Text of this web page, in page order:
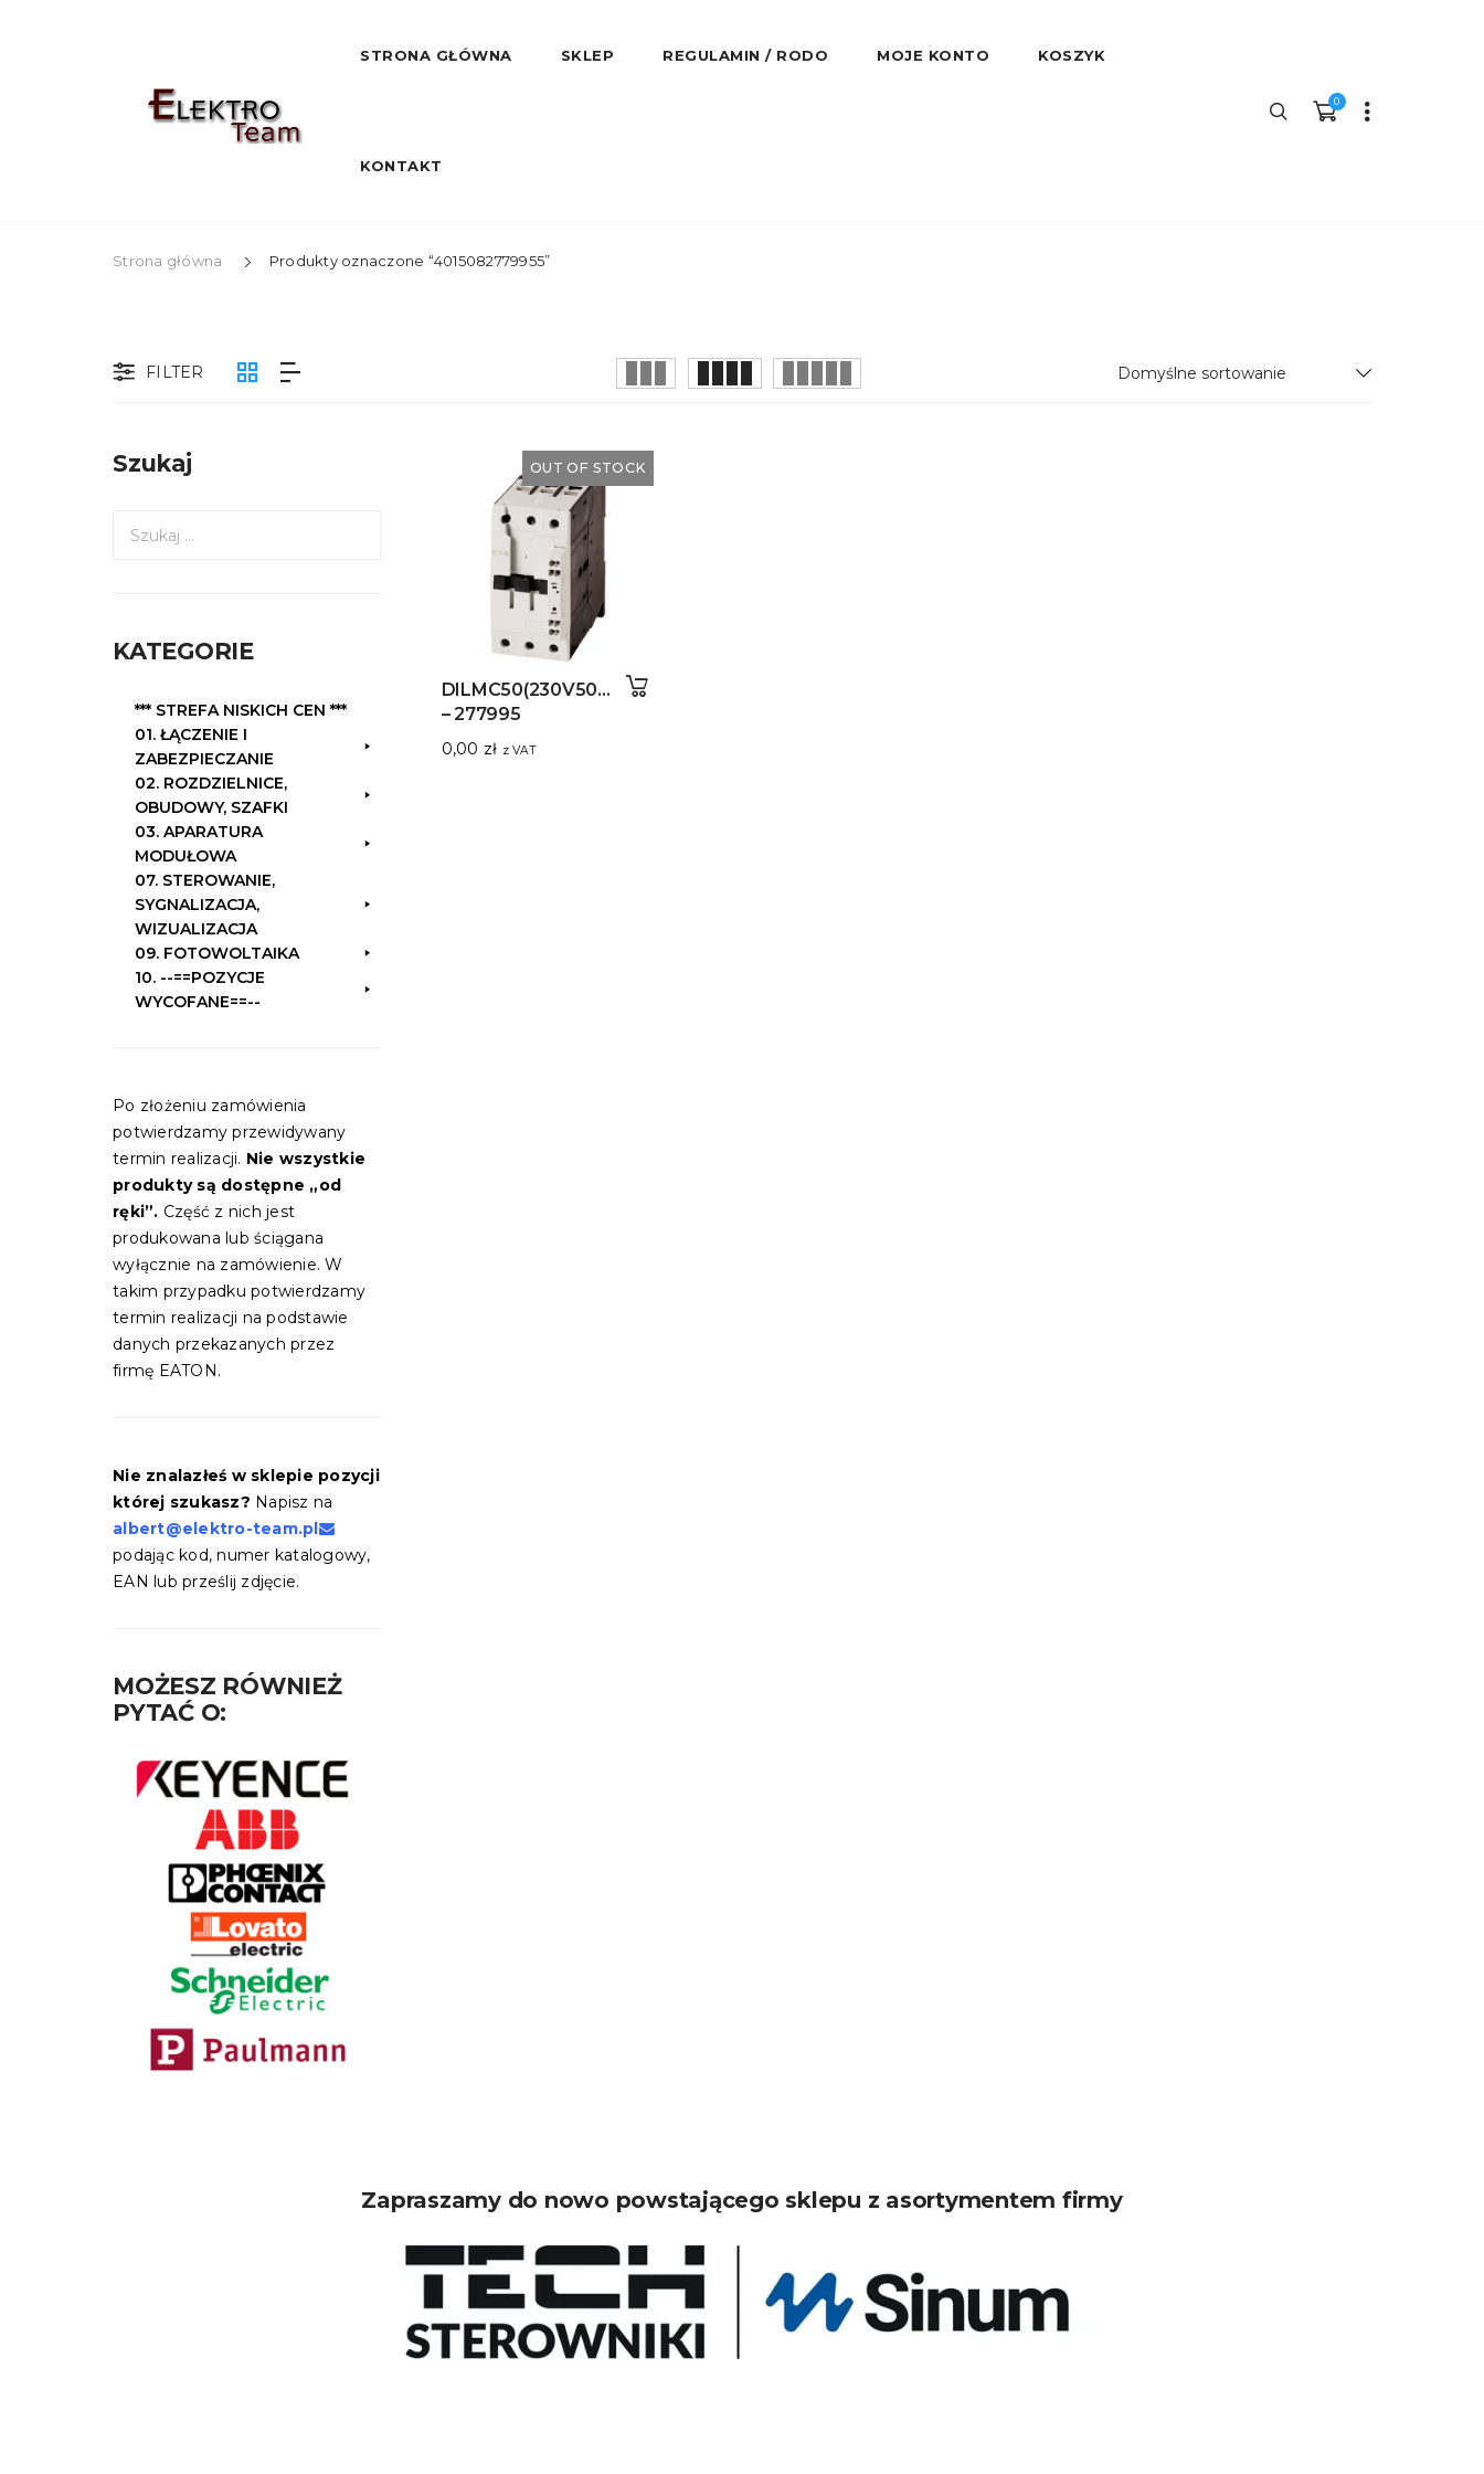
STRONA GŁÓWNA SKLEP REGULAMIN / RODO MOJE KONTO KOSZYK
KONTAKT
0
Strona główna Produkty oznaczone “4015082779955”
FILTER
Szukaj
jKATEGORIE
*** STREFA NISKICH CEN ***
01. ŁĄCZENIE I
ZABEZPIECZANIE
02. ROZDZIELNICE,
OBUDOWY, SZAFKI
03. APARATURA
MODUŁOWA
07. STEROWANIE,
SYGNALIZACJA,
WIZUALIZACJA
09. FOTOWOLTAIKA
10. --==POZYCJE
WYCOFANE==--
Po złożeniu zamówienia
potwierdzamy przewidywany
termin realizacji. Nie wszystkie
produkty są dostępne „od
ręki”. Część z nich jest
produkowana lub ściągana
wyłącznie na zamówienie. W
takim przypadku potwierdzamy
termin realizacji na podstawie
danych przekazanych przez
firmę EATON.
Nie znalazłeś w sklepie pozycji
której szukasz? Napisz na
albert@elektro-team.pl
podając kod, numer katalogowy,
EAN lub prześlij zdjęcie.
MOŻESZ RÓWNIEŻ
PYTAĆ O:
OUT OF STOCK
DILMC50(230V50HZ,240V60HZ)
– 277995
0,00 zł z VAT
Zapraszamy do nowo powstającego sklepu z asortymentem firmy